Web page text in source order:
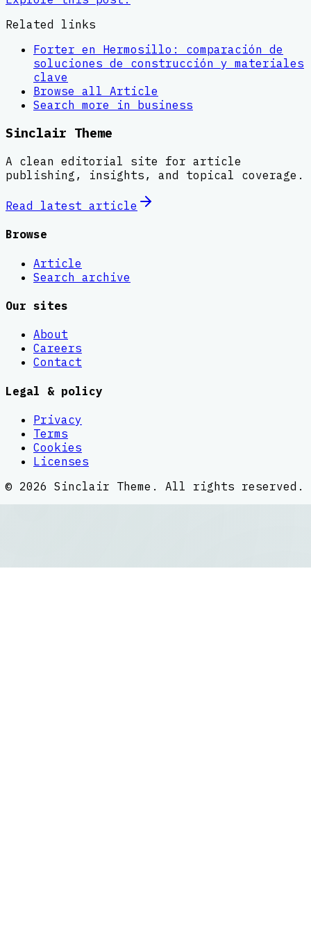
Related links
Forter en Hermosillo: comparación de
soluciones de construcción y materiales
clave
Browse all Article
Search more in business
Sinclair Theme
A clean editorial site for article
publishing, insights, and topical coverage.
Read latest article
Browse
Article
Search archive
Our sites
About
Careers
Contact
Legal & policy
Privacy
Terms
Cookies
Licenses
© 2026 Sinclair Theme . All rights reserved.